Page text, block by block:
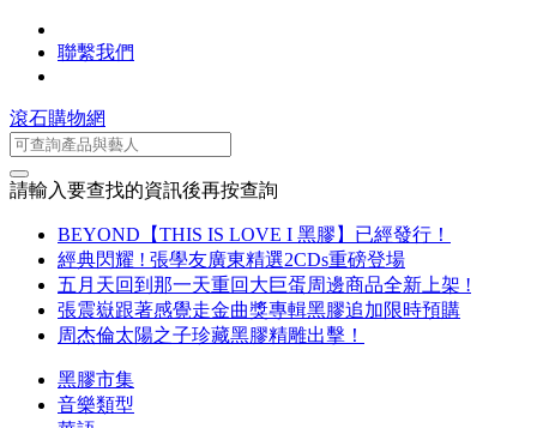
聯繫我們
滾石購物網
請輸入要查找的資訊後再按查詢
BEYOND【THIS IS LOVE I 黑膠】已經發行！
經典閃耀 ! 張學友廣東精選2CDs重磅登場
五月天回到那一天重回大巨蛋周邊商品全新上架 !
張震嶽跟著感覺走金曲獎專輯黑膠追加限時預購
周杰倫太陽之子珍藏黑膠精雕出擊！
黑膠市集
音樂類型